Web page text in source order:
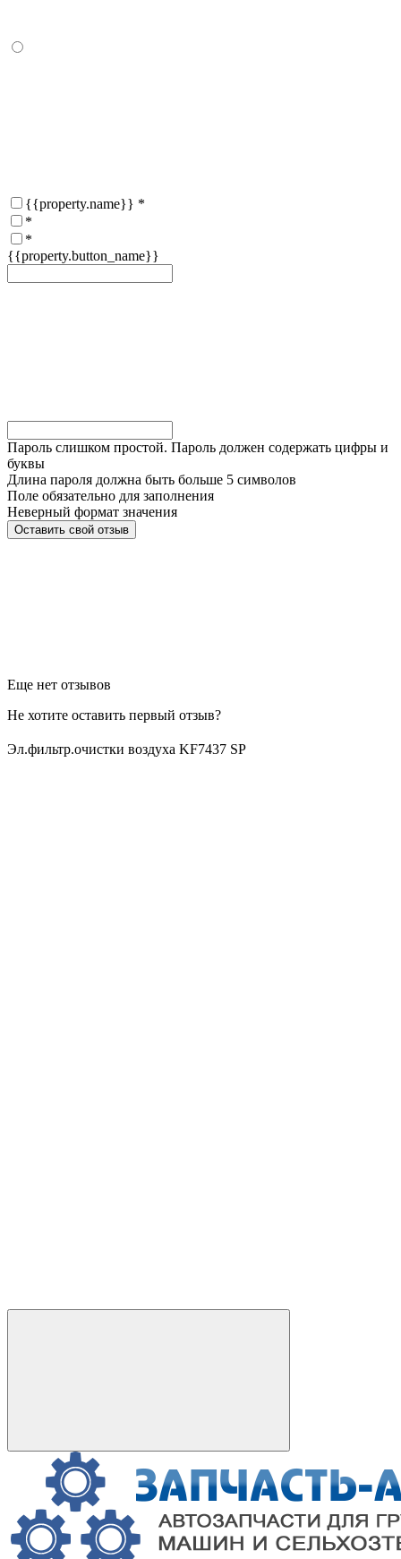
{{property.name}} *
*
*
{{property.button_name}}
Пароль слишком простой. Пароль должен содержать цифры и
буквы
Длина пароля должна быть больше 5 символов
Поле обязательно для заполнения
Неверный формат значения
Еще нет отзывов
Не хотите оставить первый отзыв?
Эл.фильтр.очистки воздуха KF7437 SP